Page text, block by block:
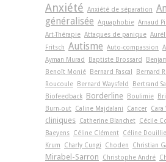
Anxiété Anxiété de séparation
généralisée Aquaphobie Arnaud
Art-Thérapie Attaques de panique
Fritsch Autisme Auto-compassion
Ayman Murad
Baptiste Brossard
Benoît Monié Bernard Pascal Bernard
Roucoule Bernard Waysfeld
Bertrand
Biofeedback Borderline Boulimie
Burn-out Caline Majdalani Cancer
cliniques Catherine Blanchet Cécile
Baeyens Céline Clément Céline
Krum
Charly Cungi Choden Christian
Mirabel-Sarron
Christophe André